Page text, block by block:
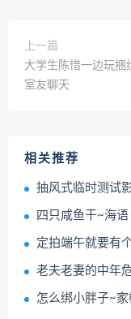
上一篇
大学生陈惜一边玩捆
室友聊天
相关推荐
抽风式临时测试
四只咸鱼干~海
定拍端午就要有
老夫老妻的中年
怎么绑小胖子~家